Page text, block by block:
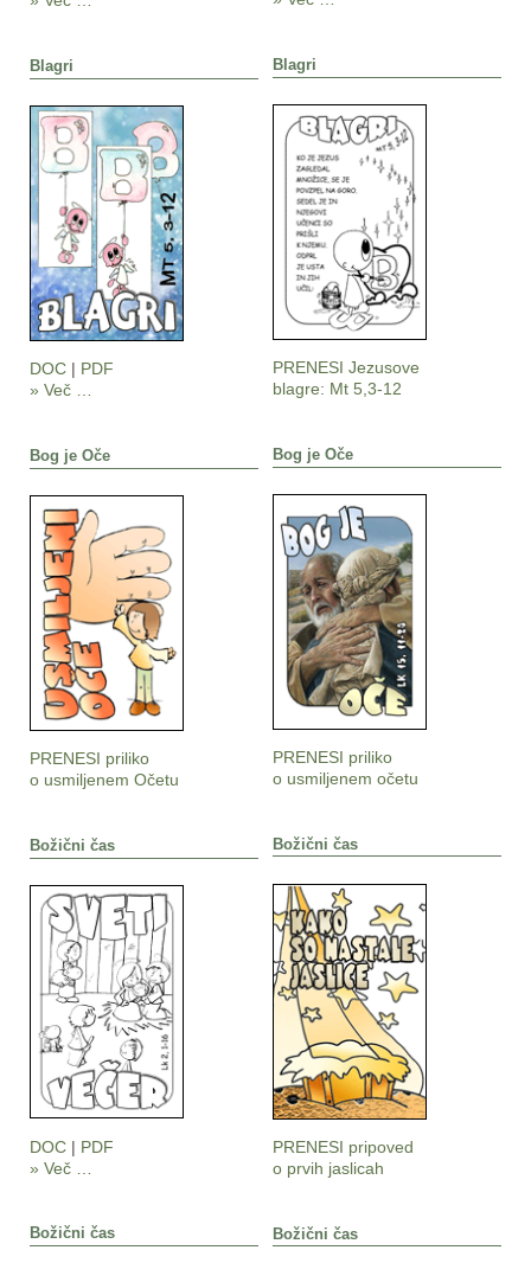
Blagri
PRENESI Jezusove
blagre: Mt 5,3-12
Blagri
DOC| PDF
» Več …
Bog je Oče
PRENESI priliko
o usmiljenem očetu
Bog je Oče
PRENESI priliko
o usmiljenem Očetu
Božični čas
PRENESI pripoved
o prvih jaslicah
Božični čas
DOC| PDF
» Več …
Božični čas Božični čas